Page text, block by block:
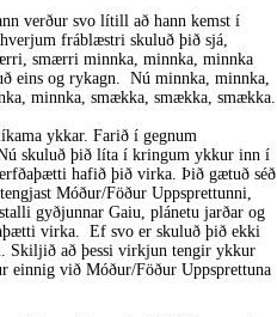
verður svo lítill að hann kemst í
fráblæstri skuluð þið sjá,
smærri minnka, minnka, minnka
eins og rykagn. Nú minnka, minnka,
minnka, smækka, smækka, smækka.
ykkar. Farið í gegnum
skuluð þið líta í kringum ykkur inn í
hafið þið virka. Þið gætuð séð
Móður/Föður Uppsprettunni,
gyðjunnar Gaiu, plánetu jarðar og
virka. Ef svo er skuluð þið ekki
Skiljið að þessi virkjun tengir ykkur
einnig við Móður/Föður Uppsprettuna